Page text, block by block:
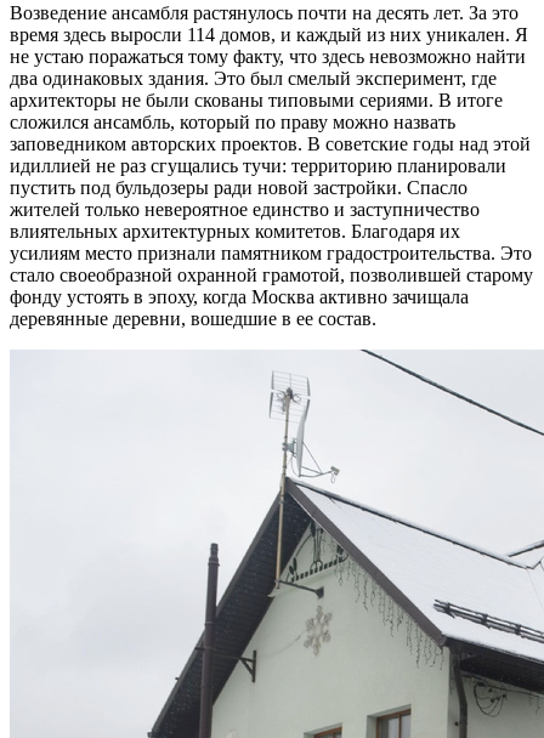
Возведение ансамбля растянулось почти на десять лет. За это
время здесь выросли 114 домов, и каждый из них уникален. Я
не устаю поражаться тому факту, что здесь невозможно найти
два одинаковых здания. Это был смелый эксперимент, где
архитекторы не были скованы типовыми сериями. В итоге
сложился ансамбль, который по праву можно назвать
заповедником авторских проектов. В советские годы над этой
идиллией не раз сгущались тучи: территорию планировали
пустить под бульдозеры ради новой застройки. Спасло
жителей только невероятное единство и заступничество
влиятельных архитектурных комитетов. Благодаря их
усилиям место признали памятником градостроительства. Это
стало своеобразной охранной грамотой, позволившей старому
фонду устоять в эпоху, когда Москва активно зачищала
деревянные деревни, вошедшие в ее состав.